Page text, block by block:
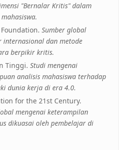
"Bernalar Kritis" dalam
Sumber global
internasional dan metode
berpikir kritis.
Tinggi.Studi mengenai
analisis mahasiswa terhadap
dunia kerja di era 4.0.
for the 21st Century.
mengenai keterampilan
dikuasai oleh pembelajar di